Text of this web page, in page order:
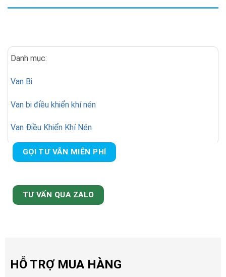
Danh mục:
Van Bi
Van bi điều khiển khí nén
Van Điều Khiển Khí Nén
GỌI TƯ VẪN MIỄN PHÍ
TƯ VẤN QUA ZALO
HỖ TRỢ MUA HÀNG